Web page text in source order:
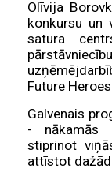
Olīvija
konkursu un
satura
Future
Galvenais
- nākamās
stiprinot
attīstot